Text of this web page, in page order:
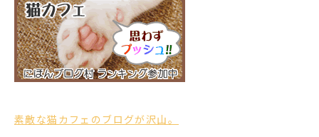
素敵な猫カフェのブログが沢山。